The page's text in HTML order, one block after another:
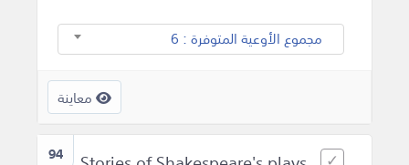
مجموع الأوعية المتوفرة : 6
معاينة
94